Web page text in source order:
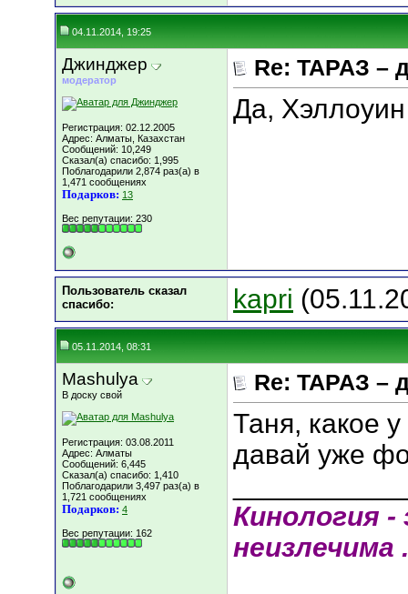
04.11.2014, 19:25
Джинджер
модератор
Регистрация: 02.12.2005
Адрес: Алматы, Казахстан
Сообщений: 10,249
Сказал(а) спасибо: 1,995
Поблагодарили 2,874 раз(а) в
1,471 сообщениях
Подарков: 13
Вес репутации: 230
Re: ТАРАЗ –
Да,
Пользователь сказал
cпасибо:
kapri
05.11.2014, 08:31
Mashulya
В доску свой
Регистрация: 03.08.2011
Адрес: Алматы
Сообщений: 6,445
Сказал(а) спасибо: 1,410
Поблагодарили 3,497 раз(а) в
1,721 сообщениях
Подарков: 4
Вес репутации: 162
Re: ТАРАЗ –
Таня, какое
давай уже
Кинология -
неизлечима